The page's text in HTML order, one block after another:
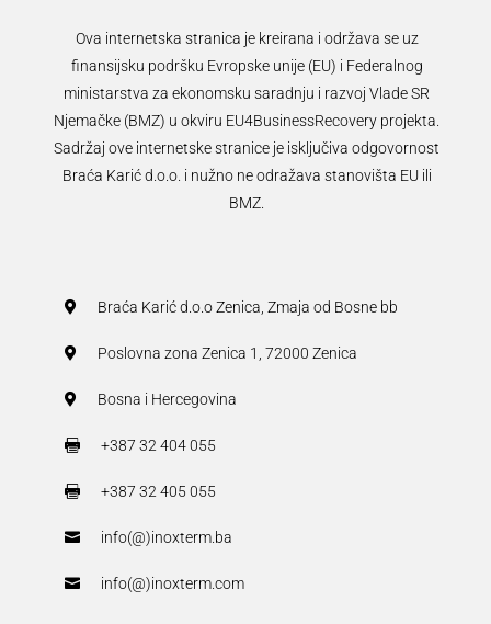
Ova internetska stranica je kreirana i održava se uz
finansijsku podršku Evropske unije (EU) i Federalnog
ministarstva za ekonomsku saradnju i razvoj Vlade SR
Njemačke (BMZ) u okviru EU4BusinessRecovery projekta.
Sadržaj ove internetske stranice je isključiva odgovornost
Braća Karić d.o.o. i nužno ne odražava stanovišta EU ili
BMZ.
 Braća Karić d.o.o Zenica, Zmaja od Bosne bb
 Poslovna zona Zenica 1, 72000 Zenica
 Bosna i Hercegovina
 +387 32 404 055
 +387 32 405 055
 info(@)inoxterm.ba
 info(@)inoxterm.com